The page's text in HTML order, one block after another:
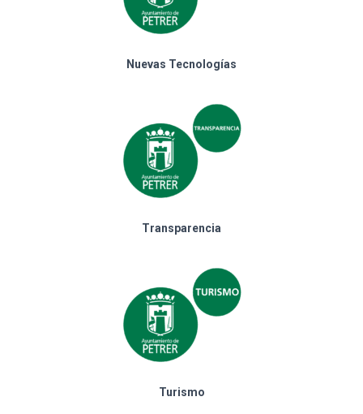
Nuevas Tecnologías
Transparencia
Turismo